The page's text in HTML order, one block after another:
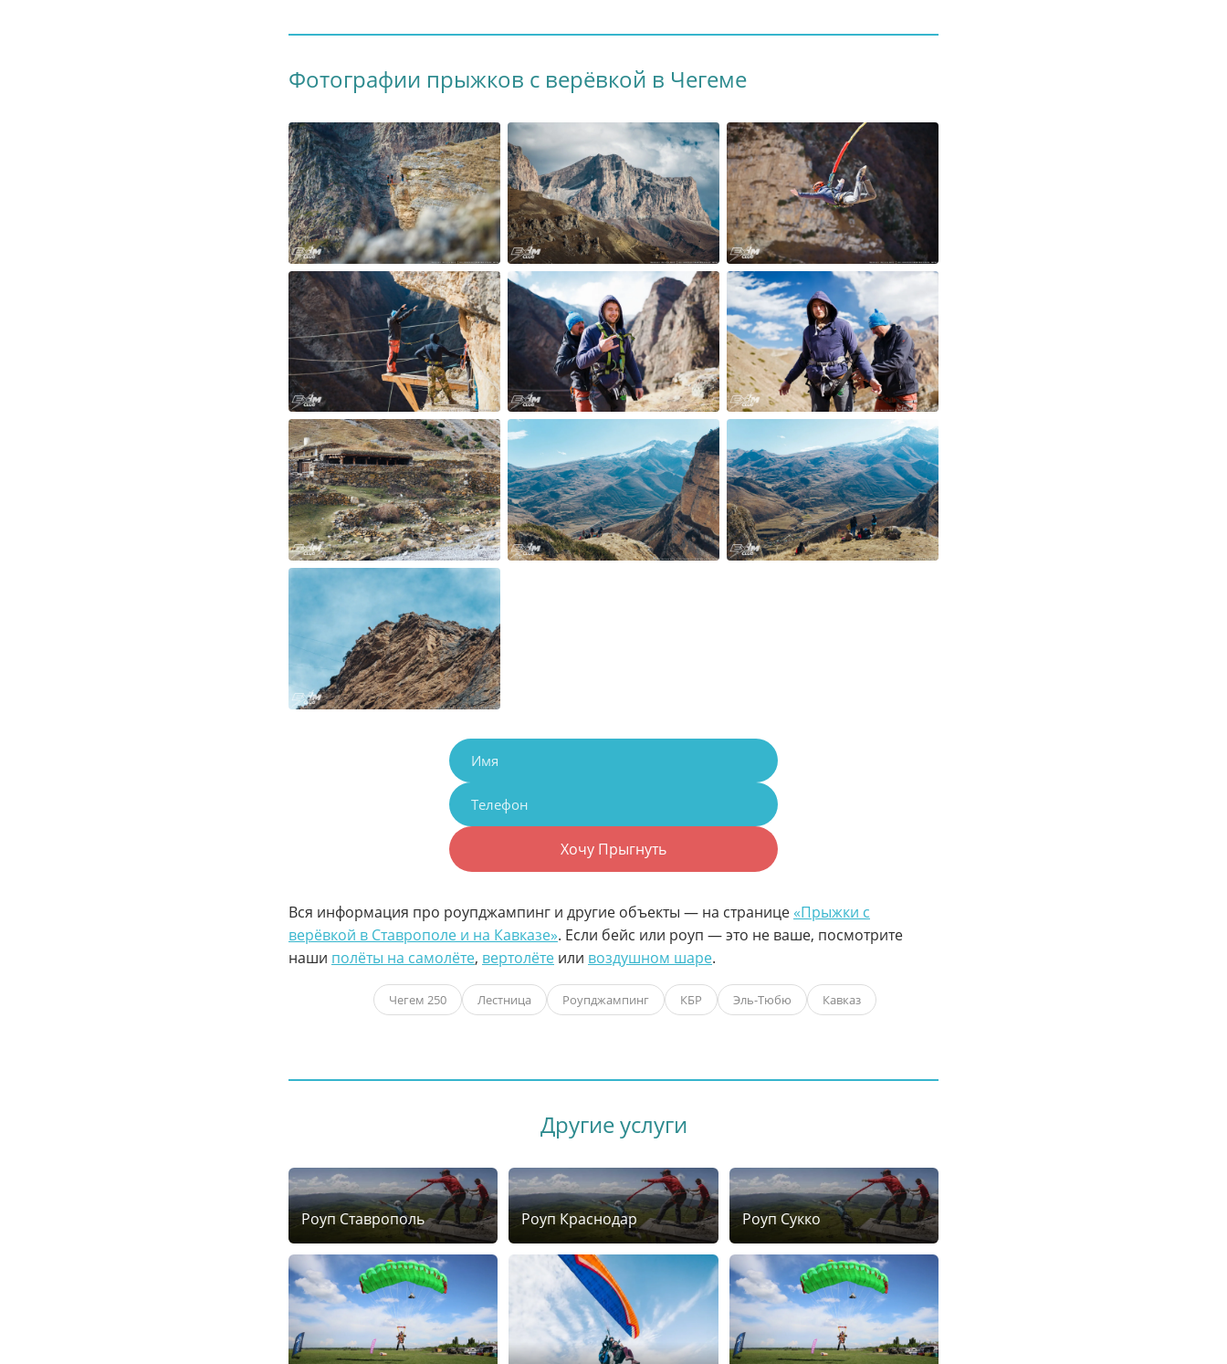
Фотографии прыжков с верёвкой в Чегеме
Хочу Прыгнуть
Вся информация про роупджампинг и другие объекты — на странице «Прыжки с
верёвкой в Ставрополе и на Кавказе». Если бейс или роуп — это не ваше, посмотрите
наши полёты на самолёте, вертолёте или воздушном шаре.
Чегем 250 Лестница Роупджампинг КБР Эль-Тюбю Кавказ
Другие услуги
Роуп Ставрополь Роуп Краснодар Роуп Сукко